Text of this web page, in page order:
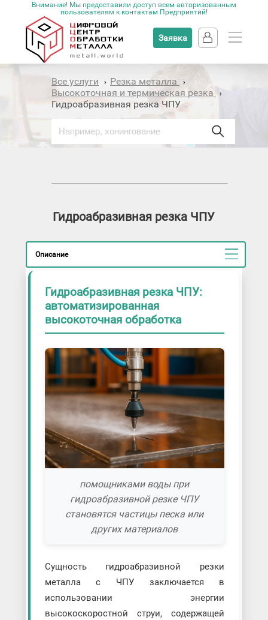
Внимание! Мы предоставили доступ всем авторизованным
пользователям к контактам Предприятий!
Заявка
Все услуги › Резка металла ›
Высокоточная и термическая резка ›
Гидроабразивная резка ЧПУ
Гидроабразивная резка ЧПУ
Описание
Гидроабразивная резка ЧПУ:
автоматизированная
высокоточная обработка
помощниками воды при
гидроабразивной резке ЧПУ
становятся частицы песка или
других материалов
Сущность гидроабразивной резки
металла с ЧПУ заключается в
использовании энергии
высокоскоростной струи, содержащей